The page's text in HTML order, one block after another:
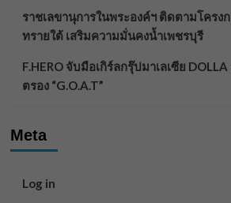
ราชเลขานุการในพระองค์ฯ ติดตามโครง
ทรายใต้ เสริมความมั่นคงน้ำเพชรบุรี
F.HERO จับมือเกิร์ลกรุ๊ปมาเลเซีย
ตรอง “G.O.A.T”
Meta
Log in